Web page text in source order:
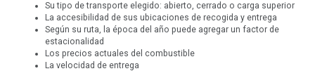
Su tipo de transporte elegido: abierto, cerrado o carga superior
La accesibilidad de sus ubicaciones de recogida y entrega
Según su ruta, la época del año puede agregar un factor de
estacionalidad
Los precios actuales del combustible
La velocidad de entrega